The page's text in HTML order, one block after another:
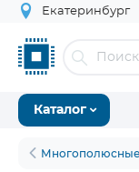
Екатеринбург
Каталог